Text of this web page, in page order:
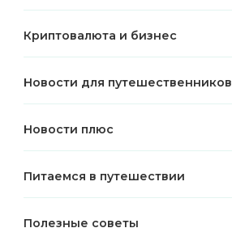
Криптовалюта и бизнес
Новости для путешественников
Новости плюс
Питаемся в путешествии
Полезные советы